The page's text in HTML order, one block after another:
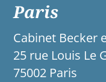
Paris
Cabinet Becker
25 rue Louis Le
75002 Paris